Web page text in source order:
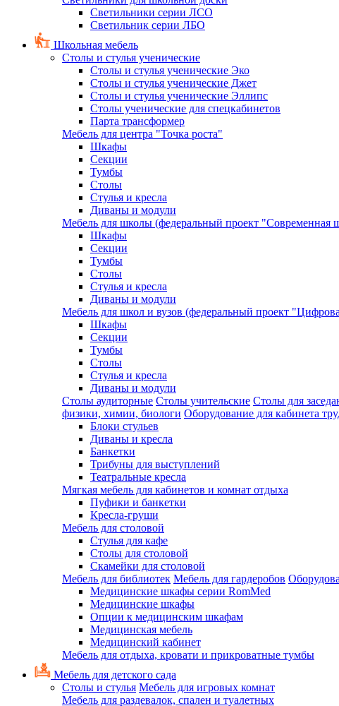
Светильники серии ЛСО
Светильник серии ЛБО
Школьная мебель
Столы и стулья ученические
Столы и стулья ученические Эко
Столы и стулья ученические Джет
Столы и стулья ученические Эллипс
Столы ученические для спецкабинетов
Парта трансформер
Мебель для центра "Точка роста"
Шкафы
Секции
Тумбы
Столы
Стулья и кресла
Диваны и модули
Мебель для школы (федеральный проект "Современная
Шкафы
Секции
Тумбы
Столы
Стулья и кресла
Диваны и модули
Мебель для школ и вузов (федеральный проект
Шкафы
Секции
Тумбы
Столы
Стулья и кресла
Диваны и модули
Столы аудиторные Столы учительские Столы для
физики, химии, биологи Оборудование для кабинета
Блоки стульев
Диваны и кресла
Банкетки
Трибуны для выступлений
Театральные кресла
Мягкая мебель для кабинетов и комнат отдыха
Пуфики и банкетки
Кресла-груши
Мебель для столовой
Cтулья для кафе
Cтолы для столовой
Скамейки для столовой
Мебель для библиотек Мебель для гардеробов
Медицинские шкафы серии RomMed
Медицинские шкафы
Опции к медицинским шкафам
Медицинская мебель
Медицинский кабинет
Мебель для отдыха, кровати и прикроватные тумбы
Мебель для детского сада
Столы и стулья Мебель для игровых комнат
Мебель для раздевалок, спален и туалетных